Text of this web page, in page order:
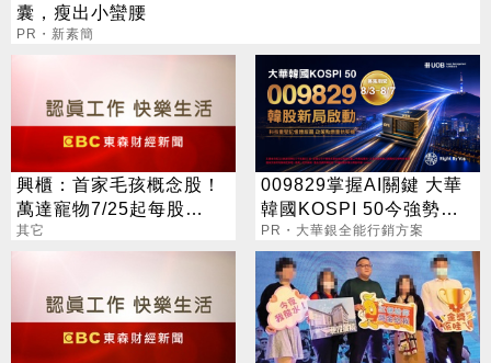
囊，瘦出小蠻腰
PR・新素簡
興櫃：首家毛孩概念股！
萬達寵物7/25起每股
53.97元競拍、8/14每股
其它
009829掌握AI關鍵 大華
韓國KOSPI 50今強勢開
募
PR・大華銀全能行銷方案